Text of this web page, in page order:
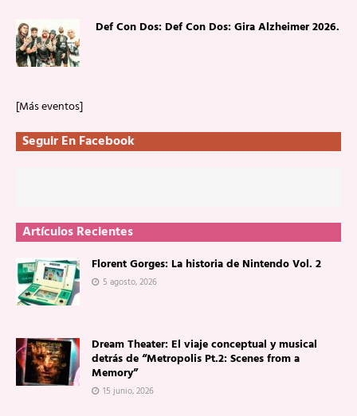
Def Con Dos: Def Con Dos: Gira Alzheimer 2026.
[Más eventos]
Seguir En Facebook
Artículos Recientes
Florent Gorges: La historia de Nintendo Vol. 2
5 agosto, 2026
Dream Theater: El viaje conceptual y musical
detrás de “Metropolis Pt.2: Scenes from a
Memory”
15 junio, 2026